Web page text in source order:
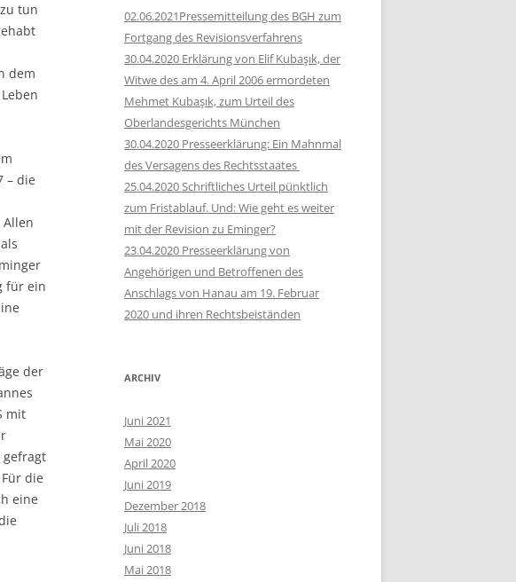
tun
dem
– die
für ein
der
mit
gefragt
die
eine
02.06.2021Pressemitteilung des BGH zum
Fortgang des Revisionsverfahrens
30.04.2020 Erklärung von Elif Kubaşık, der
Witwe des am 4. April 2006 ermordeten
Mehmet Kubaşık, zum Urteil des
Oberlandesgerichts München
30.04.2020 Presseerklärung: Ein Mahnmal
des Versagens des Rechtsstaates
25.04.2020 Schriftliches Urteil pünktlich
zum Fristablauf. Und: Wie geht es weiter
mit der Revision zu Eminger?
23.04.2020 Presseerklärung von
Angehörigen und Betroffenen des
Anschlags von Hanau am 19. Februar
2020 und ihren Rechtsbeiständen
ARCHIV
Juni 2021
Mai 2020
April 2020
Juni 2019
Dezember 2018
Juli 2018
Juni 2018
Mai 2018